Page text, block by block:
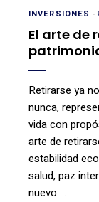
INVERSIONES -
El arte de
Retirarse ya
nunca,
vida con
arte de
estabilidad
salud, paz
nuevo …